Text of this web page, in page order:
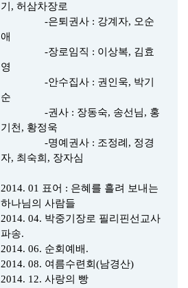
기, 허삼차장로
-은퇴권사 : 강계자, 오순
애
-장로임직 : 이상복, 김효
영
-안수집사 : 권인욱, 박기
순
-권사 : 장동숙, 송선님, 홍
기천, 황정욱
-명예권사 : 조정례, 정경
자, 최숙희, 장자심
2014. 01 표어 : 은혜를 흘려 보내는
하나님의 사람들
2014. 04. 박중기장로 필리핀선교사
파송.
2014. 06. 순회예배.
2014. 08. 여름수련회(남경산)
2014. 12. 사랑의 빵